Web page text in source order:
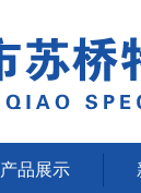
产品展示